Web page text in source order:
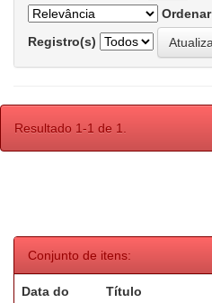
Ordenar
Registro(s)
Resultado 1-1 de 1.
Conjunto de itens:
Data do
Título